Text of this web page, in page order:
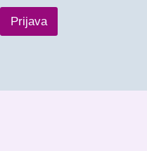
Prijava